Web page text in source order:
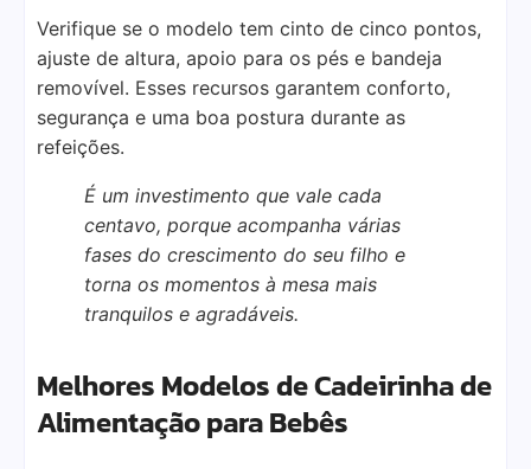
Verifique se o modelo tem cinto de cinco pontos,
ajuste de altura, apoio para os pés e bandeja
removível. Esses recursos garantem conforto,
segurança e uma boa postura durante as
refeições.
É um investimento que vale cada
centavo, porque acompanha várias
fases do crescimento do seu filho e
torna os momentos à mesa mais
tranquilos e agradáveis.
Melhores Modelos de Cadeirinha de
Alimentação para Bebês